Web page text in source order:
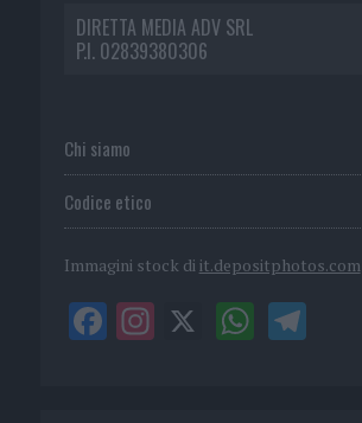
DIRETTA MEDIA ADV SRL
P.I. 02839380306
Chi siamo
Codice etico
Immagini stock di it.depositphotos.com